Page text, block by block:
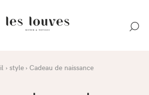
style Cadeau de naissance